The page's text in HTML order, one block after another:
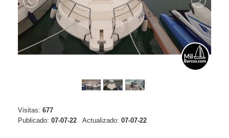
Visitas: 677
Publicado: 07-07-22 Actualizado: 07-07-22